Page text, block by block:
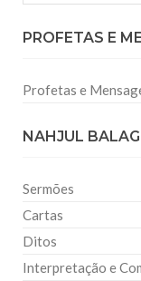
PROFETAS E
Profetas e
NAHJUL
Sermões
Cartas
Ditos
Interpretação e